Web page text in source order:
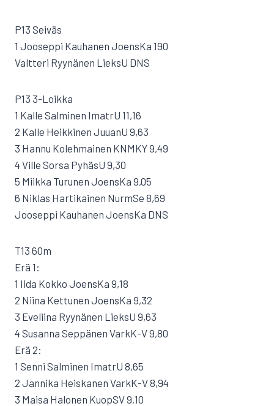
P13 Seiväs
1 Jooseppi Kauhanen JoensKa 190
Valtteri Ryynänen LieksU DNS
P13 3-Loikka
1 Kalle Salminen ImatrU 11,16
2 Kalle Heikkinen JuuanU 9,63
3 Hannu Kolehmainen KNMKY 9,49
4 Ville Sorsa PyhäsU 9,30
5 Miikka Turunen JoensKa 9,05
6 Niklas Hartikainen NurmSe 8,69
Jooseppi Kauhanen JoensKa DNS
T13 60m
Erä 1:
1 Iida Kokko JoensKa 9,18
2 Niina Kettunen JoensKa 9,32
3 Eveliina Ryynänen LieksU 9,63
4 Susanna Seppänen VarkK-V 9,80
Erä 2:
1 Senni Salminen ImatrU 8,65
2 Jannika Heiskanen VarkK-V 8,94
3 Maisa Halonen KuopSV 9,10